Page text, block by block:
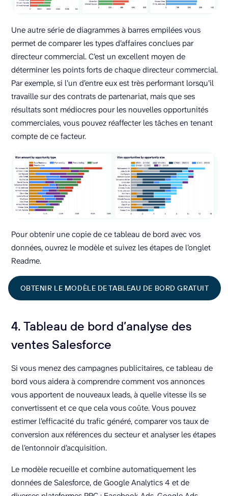
Une autre série de diagrammes à barres empilées vous
permet de comparer les types d’affaires conclues par
directeur commercial. C’est un excellent moyen de
déterminer les points forts de chaque directeur commercial.
Par exemple, si l’un d’entre eux est très performant lorsqu’il
travaille sur des contrats de partenariat, mais que ses
résultats sont médiocres pour les nouvelles opportunités
commerciales, vous pouvez réaffecter les tâches en tenant
compte de ce facteur.
Pour obtenir une copie de ce tableau de bord avec vos
données, ouvrez le modèle et suivez les étapes de l’onglet
Readme.
OBTENIR LE MODÈLE DE TABLEAU DE BORD GRATUIT
4. Tableau de bord d’analyse des
ventes Salesforce
Si vous menez des campagnes publicitaires, ce tableau de
bord vous aidera à comprendre comment vos annonces
vous apportent de nouveaux leads, à quelle vitesse ils se
convertissent et ce que cela vous coûte. Vous pouvez
estimer l’efficacité du trafic généré, comparer vos taux de
conversion aux références du secteur et analyser les étapes
de l’entonnoir d’acquisition.
Le modèle recueille et combine automatiquement les
données de Salesforce, de Google Analytics 4 et de